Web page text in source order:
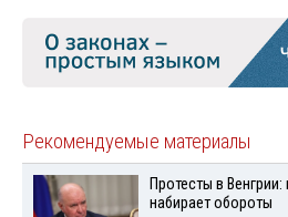
Рекомендуемые материалы
Протесты в
набирает обороты